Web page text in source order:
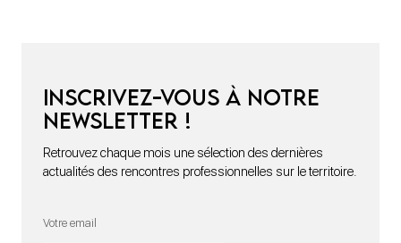
Inscrivez-vous à notre
newsletter !
Retrouvez chaque mois une sélection des dernières
actualités des rencontres professionnelles sur le territoire.